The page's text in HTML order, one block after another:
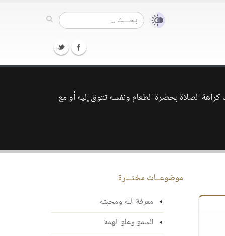
كراهة الصلاة بحضرة الطعام ونفسه تتوق إليه أو مع
موضوعــات مختــارة
معرفة الله ومحبته
السمو وعلو الهمة